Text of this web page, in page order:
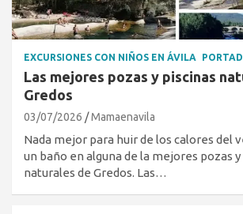
EXCURSIONES CON NIÑOS EN ÁVILA
Las mejores pozas y piscinas
Gredos
03/07/2026 Mamaenavila
Nada mejor para huir de los calores del
un baño en alguna de la mejores pozas y
naturales de Gredos. Las…